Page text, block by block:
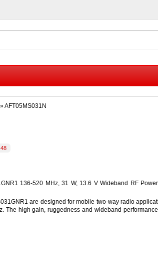
AFT05MS031N
136-520 MHz, 31 W, 13.6 V Wideband RF
are designed for mobile two-way radio
The high gain, ruggedness and wideband